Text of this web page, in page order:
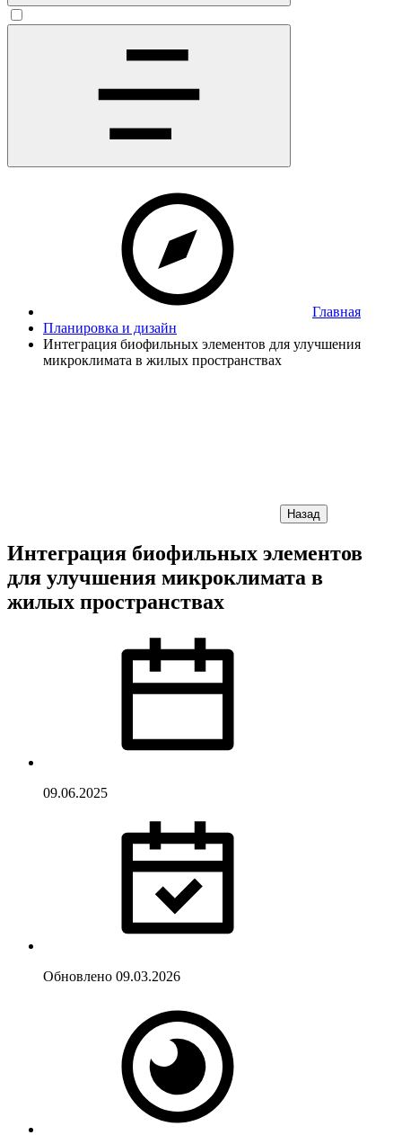
Главная
Планировка и дизайн
Интеграция биофильных элементов для улучшения
микроклимата в жилых пространствах
Назад
Интеграция биофильных элементов
для улучшения микроклимата в
жилых пространствах
09.06.2025
Обновлено 09.03.2026